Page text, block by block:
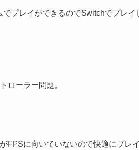
プレイができるのでSwitchでプレイ
ローラー問題。
FPSに向いていないので快適にプレイ